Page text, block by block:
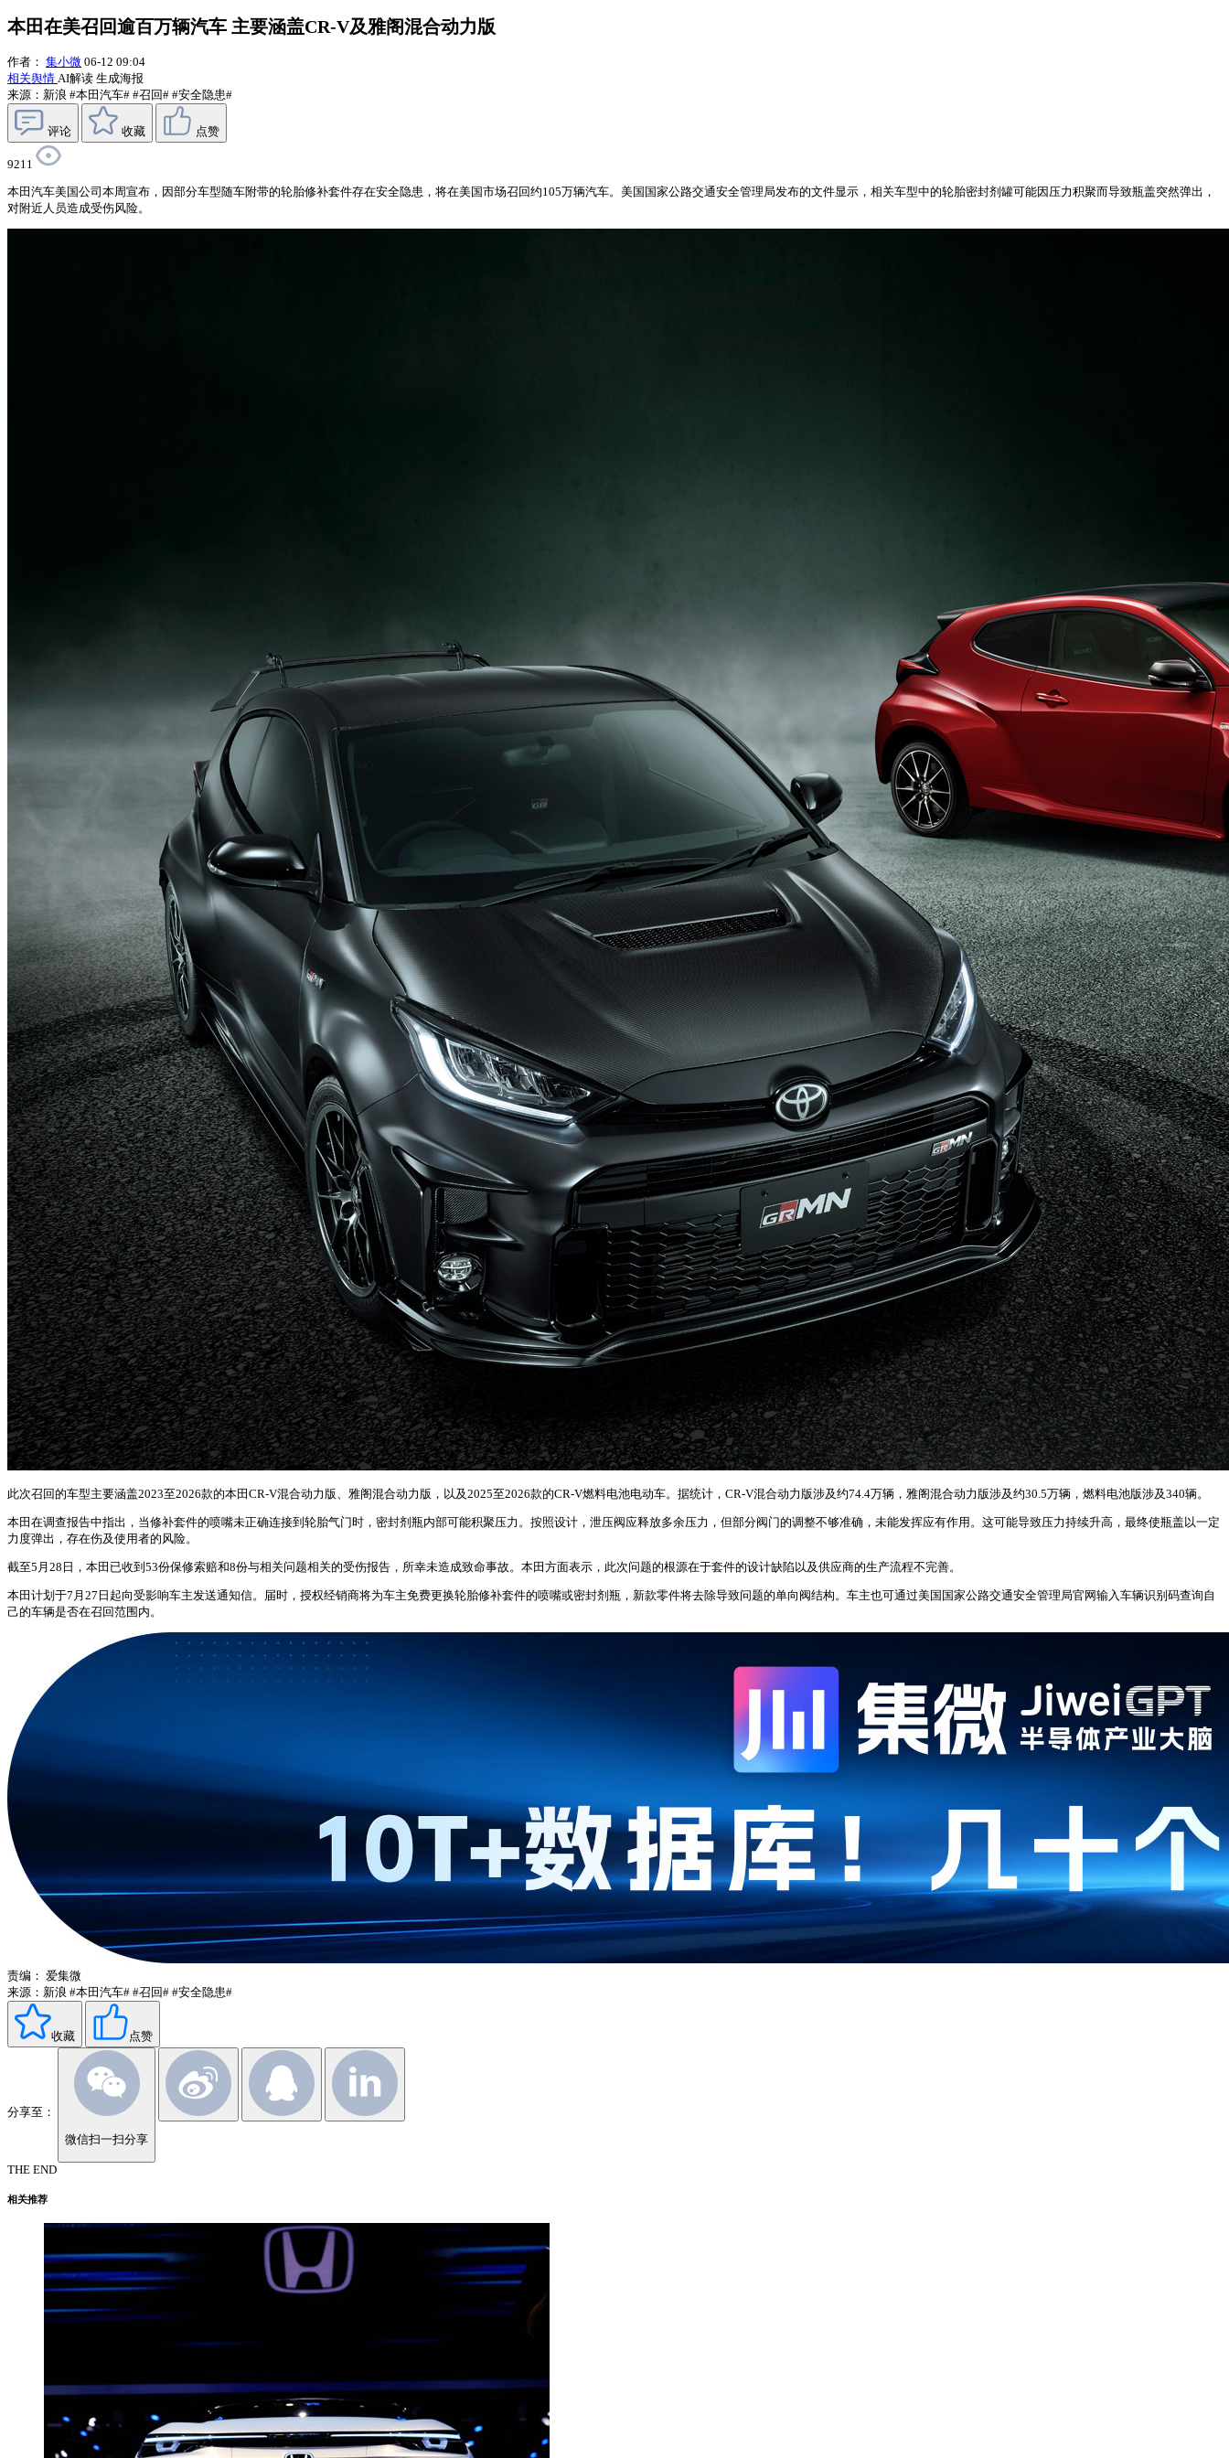
本田在美召回逾百万辆汽车 主要涵盖CR-V及雅阁混合动力版
作者： 集小微 06-12 09:04
相关舆情 AI解读 生成海报
来源：新浪 #本田汽车# #召回# #安全隐患#
评论 收藏 点赞
9211
本田汽车美国公司本周宣布，因部分车型随车附带的轮胎修补套件存在安全隐患，将在美国市场召回约105万辆汽车。美国国家公路交通安全管理局发布的文件显示，相关车型中的轮胎密封剂罐可能因压力积聚而导致瓶盖突然弹出，
对附近人员造成受伤风险。
此次召回的车型主要涵盖2023至2026款的本田CR-V混合动力版、雅阁混合动力版，以及2025至2026款的CR-V燃料电池电动车。据统计，CR-V混合动力版涉及约74.4万辆，雅阁混合动力版涉及约30.5万辆，燃料电池版涉及340辆。
本田在调查报告中指出，当修补套件的喷嘴未正确连接到轮胎气门时，密封剂瓶内部可能积聚压力。按照设计，泄压阀应释放多余压力，但部分阀门的调整不够准确，未能发挥应有作用。这可能导致压力持续升高，最终使瓶盖以一定
力度弹出，存在伤及使用者的风险。
截至5月28日，本田已收到53份保修索赔和8份与相关问题相关的受伤报告，所幸未造成致命事故。本田方面表示，此次问题的根源在于套件的设计缺陷以及供应商的生产流程不完善。
本田计划于7月27日起向受影响车主发送通知信。届时，授权经销商将为车主免费更换轮胎修补套件的喷嘴或密封剂瓶，新款零件将去除导致问题的单向阀结构。车主也可通过美国国家公路交通安全管理局官网输入车辆识别码查询自
己的车辆是否在召回范围内。
责编： 爱集微
来源：新浪 #本田汽车# #召回# #安全隐患#
收藏 点赞
分享至：
微信扫一扫分享
THE END
相关推荐